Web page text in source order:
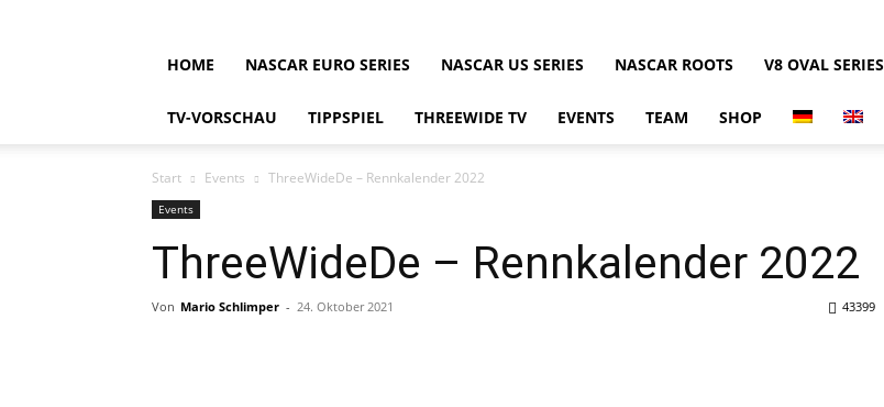
HOME NASCAR EURO SERIES NASCAR US SERIES NASCAR ROOTS V8 OVAL SERIES
TV-VORSCHAU TIPPSPIEL THREEWIDE TV EVENTS TEAM SHOP
Start Events ThreeWideDe – Rennkalender 2022
Events
ThreeWideDe – Rennkalender 2022
Von Mario Schlimper - 24. Oktober 2021 43399